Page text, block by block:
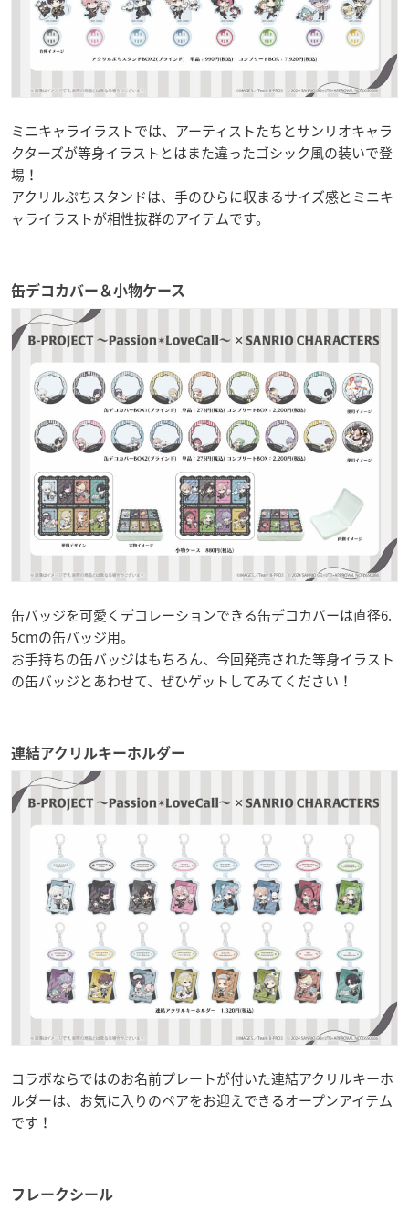
ミニキャライラストでは、アーティストたちとサンリオキャラ
クターズが等身イラストとはまた違ったゴシック風の装いで登
場！
アクリルぷちスタンドは、手のひらに収まるサイズ感とミニキ
ャライラストが相性抜群のアイテムです。
缶デコカバー＆小物ケース
缶バッジを可愛くデコレーションできる缶デコカバーは直径6.
5cmの缶バッジ用。
お手持ちの缶バッジはもちろん、今回発売された等身イラスト
の缶バッジとあわせて、ぜひゲットしてみてください！
連結アクリルキーホルダー
コラボならではのお名前プレートが付いた連結アクリルキーホ
ルダーは、お気に入りのペアをお迎えできるオープンアイテム
です！
フレークシール